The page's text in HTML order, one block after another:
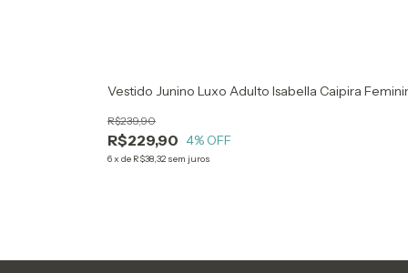
Vestido Junino Luxo Adulto Isabella Caipira
R$229,90
R$239,90
4% OFF
6x de R$38,32 sem juros